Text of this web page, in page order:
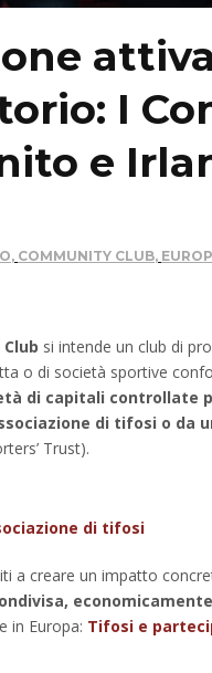
I
e
, COMMUNITY CLUB,
si intende un club di
o di società sportive
di capitali controllate
di tifosi o da
Trust).
di tifosi
a creare un impatto
in Europa: Tifosi e